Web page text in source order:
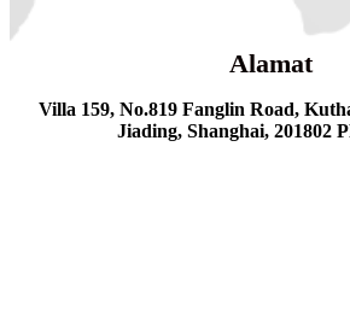
Alamat
Villa 159, No.819 Fanglin Road,
Jiading, Shanghai, 201802